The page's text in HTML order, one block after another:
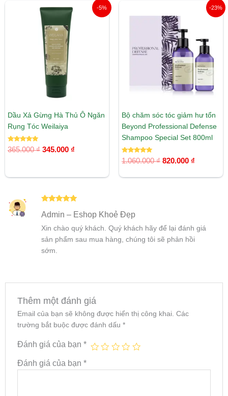
-5%
Dầu Xả Gừng Hà Thủ Ô Ngăn
Rụng Tóc Weilaiya
Được xếp
hạng
365.000₫
gốc
là:
365.000 ₫.
345.000 ₫
-23%
Bộ chăm sóc tóc giảm hư tổn
Beyond Professional Defense
Shampoo Special Set 800ml
Được xếp
hạng
1.060.000₫
gốc
là:
1.060.000 ₫.
820.000 ₫
Giá
hiện
820.000
hạng55
Admin – Eshop Khoẻ Đẹp
Xin chào quý khách. Quý khách hãy để lại đánh giá
sản phẩm sau mua hàng, chúng tôi sẽ phản hồi
sớm.
Thêm một đánh giá
Email của bạn sẽ không được hiển thị công khai. Các
trường bắt buộc được đánh dấu *
Đánh giá của bạn *
Đánh giá của bạn *